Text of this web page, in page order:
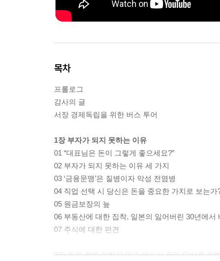
목차
프롤로그
감사의 글
서장 경제독립을 위한 버스 투어
1장 부자가 되지 못하는 이유
01 “대표님은 돈이 그렇게 좋으세요?”
02 부자가 되지 못하는 이유 세 가지
03 ‘금융문맹’은 질병이자 악성 전염병
04 직업 선택 시 당신은 돈을 중요한 가치로 보는가
05 원금보장의 늪
06 부동산에 대한 집착, 일본의 잃어버린 30년에서
07 주식에 대한 편견
2장 돈을 위해 일하지 말고 반드시 돈이 당신을 위